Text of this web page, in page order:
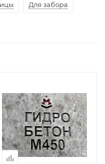
Для забора